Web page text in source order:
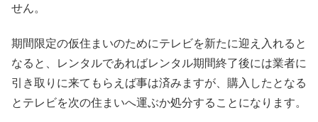
せん。
期間限定の仮住まいのためにテレビを新たに迎え入れると
なると、レンタルであればレンタル期間終了後には業者に
引き取りに来てもらえば事は済みますが、購入したとなる
とテレビを次の住まいへ運ぶか処分することになります。